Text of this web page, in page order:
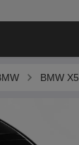
BMW X5